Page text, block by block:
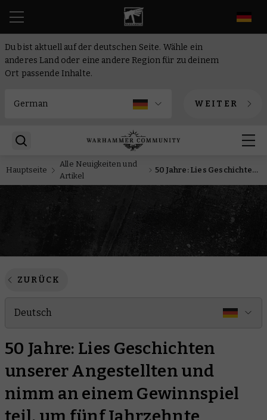
Du bist aktuell auf der deutschen Seite. Wähle ein
anderes Land oder eine andere Region für zu deinem
Ort passende Inhalte.
WEITER
Hauptseite
Alle Neuigkeiten und
Artikel
50 Jahre: Lies Geschichten unserer Angestellten und nimm an einem Gewinnspiel teil, um fünf Jahrzehnte Warhammer zu feiern
ZURÜCK
Deutsch
50 Jahre: Lies Geschichten
unserer Angestellten und
nimm an einem Gewinnspiel